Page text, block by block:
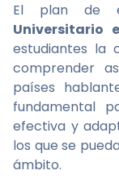
El plan de
Universitario
estudiantes la
comprender
países
fundamental
efectiva y
los que se
ámbito.